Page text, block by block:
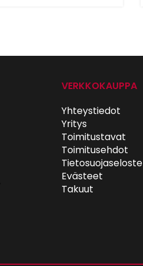
VERKKOKAUPPA
Yhteystiedot
Yritys
Toimitustavat
Toimitusehdot
Tietosuojaseloste
Evästeet
Takuut